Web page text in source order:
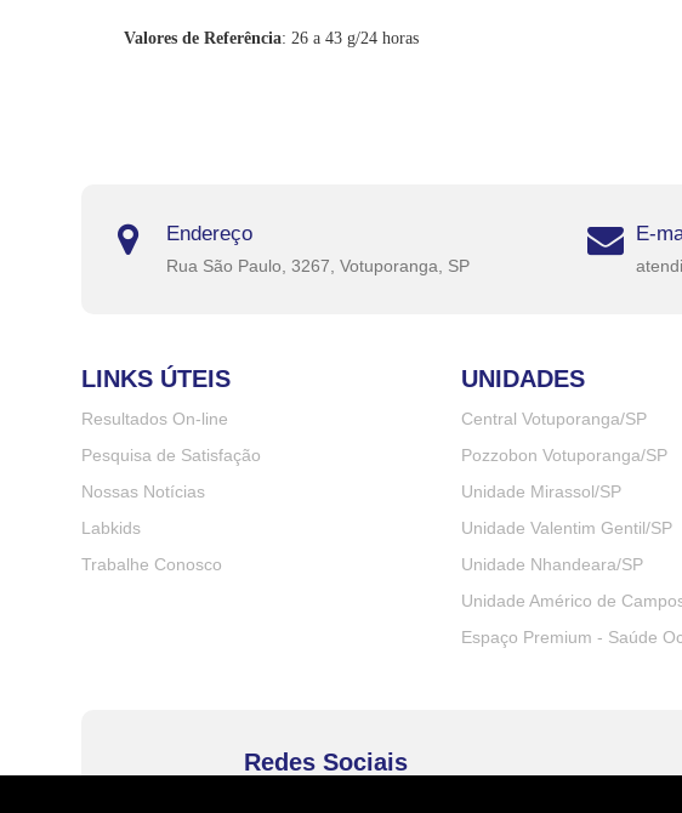
Valores de Referência: 26 a 43 g/24 horas
Endereço
Rua São Paulo, 3267, Votuporanga, SP
E-
LINKS ÚTEIS
Resultados On-line
Pesquisa de Satisfação
Nossas Notícias
Labkids
Trabalhe Conosco
UNIDADES
Central Votuporanga/SP
Pozzobon Votuporanga/SP
Unidade Mirassol/SP
Unidade Valentim Gentil/SP
Unidade Nhandeara/SP
Unidade Américo de
Espaço Premium - Saúde
Redes Sociais